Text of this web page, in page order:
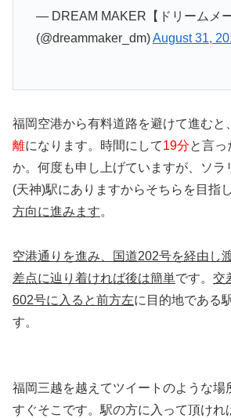
— DREAM MAKER【ドリームメー
(@dreammaker_dm)August 31,
福岡空港から有料道路を避けて進むと
離になります。時間にして19分と言っ
か。何度も申し上げていますが、ソラ
(天神)駅にありますからそちらを目指し
方向に進みます。
空港通りを進み、国道202号を経由し
差点に辿り着ければ後は簡単です。 交
602号に入ると前方左に目的地である
す。
福岡三越を越えてツイートのような場
すぐそこです。駅の方に入って頂けれ